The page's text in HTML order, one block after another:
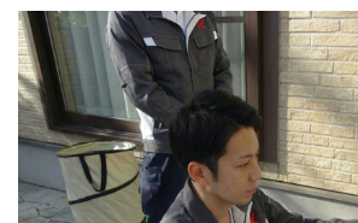
会社と共に自分も成長したい・チャレンジし
ーの価値観に共感いただいた人、安心して働
る人など、多様なみなさまが活躍できる企
【キャリアサポート/人事制度】
当社基準のスキルを満たした方は、年2回の
があります。
入社初年度からでも、実績やスキルに応じ
があります。